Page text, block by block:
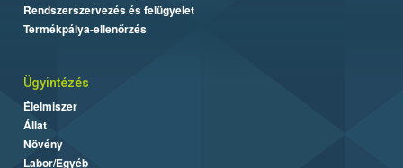
Rendszerszervezés és felügyelet
Termékpálya-ellenőrzés
Ügyintézés
Élelmiszer
Állat
Növény
Labor/Egyéb